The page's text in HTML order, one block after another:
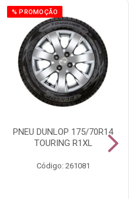
% PROMOÇÃO
PNEU DUNLOP 175/70R14
TOURING R1XL
Código: 261081